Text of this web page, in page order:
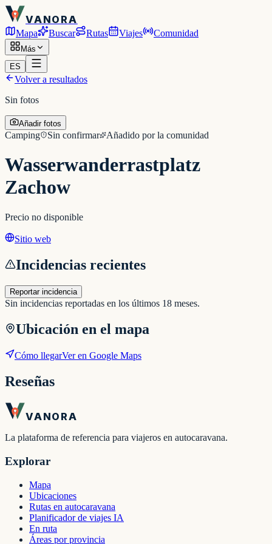
VANORA
Mapa Buscar Rutas Viajes Comunidad
Más
ES
Volver a resultados
Sin fotos
Añadir fotos
Camping Sin confirmar Añadido por la comunidad
Wasserwanderrastplatz
Zachow
Precio no disponible
Sitio web
Incidencias recientes
Reportar incidencia
Sin incidencias reportadas en los últimos 18 meses.
Ubicación en el mapa
Cómo llegarVer en Google Maps
Reseñas
VANORA
La plataforma de referencia para viajeros en autocaravana.
Explorar
Mapa
Ubicaciones
Rutas en autocaravana
Planificador de viajes IA
En ruta
Áreas por provincia